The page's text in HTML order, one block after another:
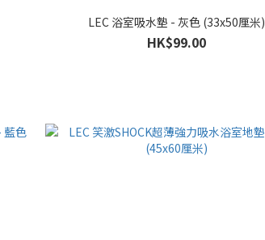
LEC 浴室吸水墊 - 灰色 (33x50厘米)
HK$99.00